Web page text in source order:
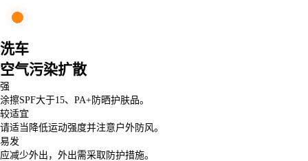
洗车
空气污染扩散
强
涂擦SPF大于15、PA+防晒护肤品。
较适宜
请适当降低运动强度并注意户外防风。
易发
应减少外出，外出需采取防护措施。